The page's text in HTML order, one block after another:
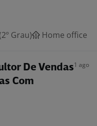
Grau) Home office
De Vendas
Com
1 ago